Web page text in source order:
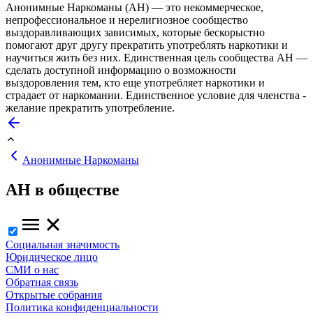
Анонимные Наркоманы (АН) — это некоммерческое,
непрофессиональное и нерелигиозное сообщество
выздоравливающих зависимых, которые бескорыстно
помогают друг другу прекратить употреблять наркотики и
научиться жить без них. Единственная цель сообщества АН —
сделать доступной информацию о возможности
выздоровления тем, кто еще употребляет наркотики и
страдает от наркомании. Единственное условие для членства -
желание прекратить употребление.
Анонимные Наркоманы
АН в обществе
Социальная значимость
Юридическое лицо
СМИ о нас
Обратная связь
Открытые собрания
Политика конфиденциальности